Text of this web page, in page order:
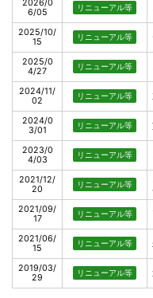
2026/0
6/05
リニューアル等
2025/10/
15
リニューアル等
2025/0
4/27
リニューアル等
2024/11/
02
リニューアル等
2024/0
3/01
リニューアル等
2023/0
4/03
リニューアル等
2021/12/
20
リニューアル等
2021/09/
17
リニューアル等
2021/06/
15
リニューアル等
2019/03/
29
リニューアル等